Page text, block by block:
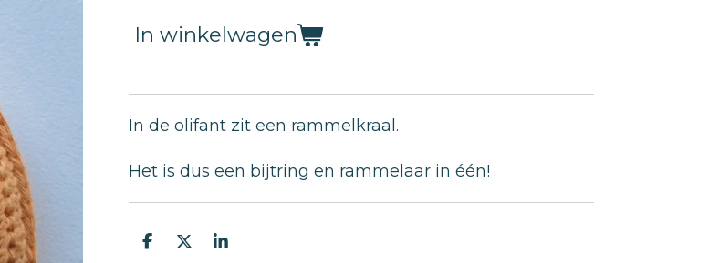
In winkelwagen
In de olifant zit een rammelkraal.
Het is dus een bijtring en rammelaar in één!
D
D
S